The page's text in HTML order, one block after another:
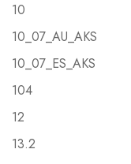
10
10_07_AU_AKS
10_07_ES_AKS
104
12
13.2